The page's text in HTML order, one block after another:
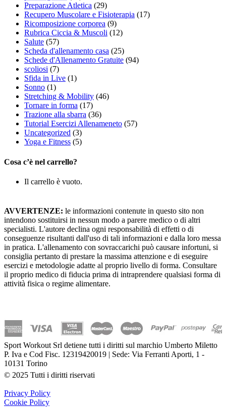
Preparazione Atletica (29)
Recupero Muscolare e Fisioterapia (17)
Ricomposizione corporea (9)
Rubrica Ciccia & Muscoli (12)
Salute (57)
Scheda d'allenamento casa (25)
Schede d'Allenamento Gratuite (94)
scoliosi (7)
Sfida in Live (1)
Sonno (1)
Stretching & Mobility (46)
Tornare in forma (17)
Trazione alla sbarra (36)
Tutorial Esercizi Allenameneto (57)
Uncategorized (3)
Yoga e Fitness (5)
Cosa c’è nel carrello?
Il carrello è vuoto.
AVVERTENZE: le informazioni contenute in questo sito non
intendono sostituirsi in nessun modo a parere medico o di altri
specialisti. L'autore declina ogni responsabilità di effetti o di
conseguenze risultanti dall'uso di tali informazioni e dalla loro messa
in pratica. L'allenamento con sovraccarichi può causare infortuni, si
consiglia pertanto di prestare la massima attenzione e di eseguire
esercizi e metodologie adatte al proprio livello di forma. Consultare
il proprio medico di fiducia prima di intraprendere qualsiasi forma di
attività fisica o regime alimentare.
Sport Workout Srl detiene tutti i diritti sul marchio Umberto Miletto
P. Iva e Cod Fisc. 12319420019 | Sede: Via Ferranti Aporti, 1 -
10131 Torino
© 2025 Tutti i diritti riservati
Privacy Policy
Cookie Policy